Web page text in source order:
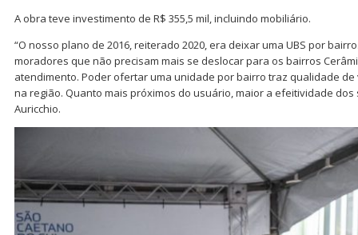
A obra teve investimento de R$ 355,5 mil, incluindo mobiliário.
“O nosso plano de 2016, reiterado 2020, era deixar uma UBS por
moradores que não precisam mais se deslocar para os bairros
atendimento. Poder ofertar uma unidade por bairro traz qualidade
na região. Quanto mais próximos do usuário, maior a efeitividade dos
Auricchio.